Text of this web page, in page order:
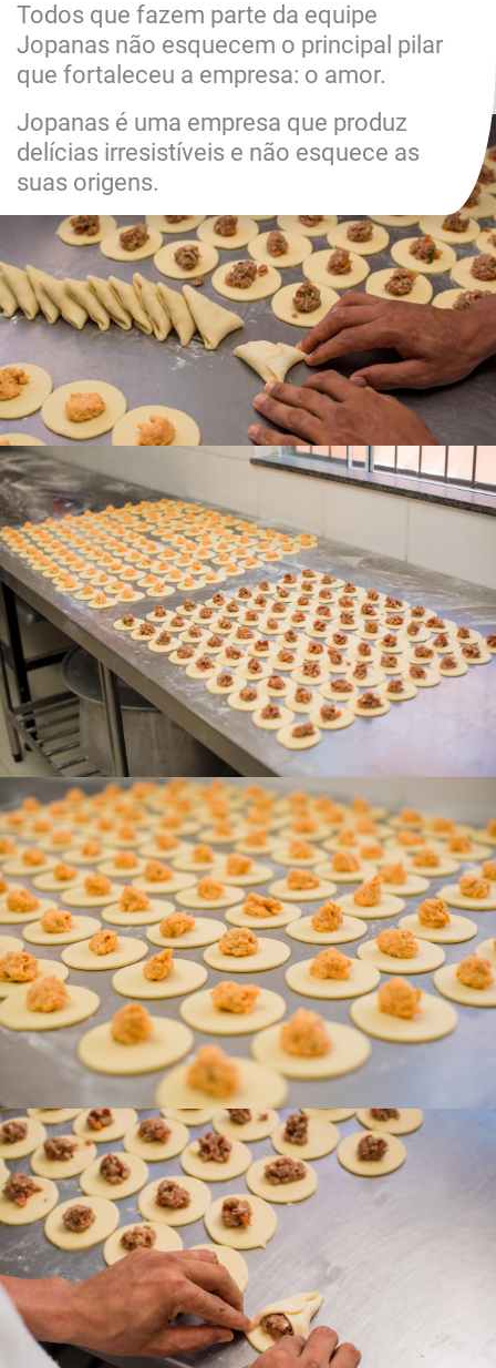
Todos que fazem parte da equipe
Jopanas não esquecem o principal pilar
que fortaleceu a empresa: o amor.
Jopanas é uma empresa que produz
delícias irresistíveis e não esquece as
suas origens.